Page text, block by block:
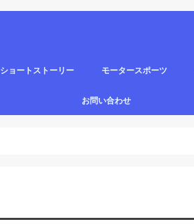
ショートストーリー モータースポーツ
スーパーフォーミュラ
スーパーＧＴ
お問い合わせ